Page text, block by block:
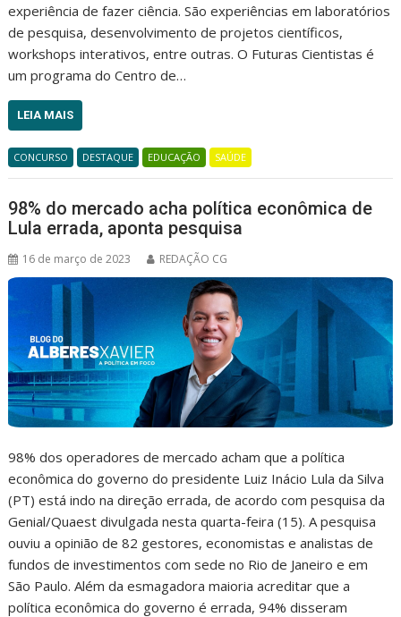
experiência de fazer ciência. São experiências em laboratórios
de pesquisa, desenvolvimento de projetos científicos,
workshops interativos, entre outras. O Futuras Cientistas é
um programa do Centro de…
LEIA MAIS
CONCURSO DESTAQUE EDUCAÇÃO SAÚDE
98% do mercado acha política econômica de
Lula errada, aponta pesquisa
16 de março de 2023 REDAÇÃO CG
98% dos operadores de mercado acham que a política
econômica do governo do presidente Luiz Inácio Lula da Silva
(PT) está indo na direção errada, de acordo com pesquisa da
Genial/Quaest divulgada nesta quarta-feira (15). A pesquisa
ouviu a opinião de 82 gestores, economistas e analistas de
fundos de investimentos com sede no Rio de Janeiro e em
São Paulo. Além da esmagadora maioria acreditar que a
política econômica do governo é errada, 94% disseram